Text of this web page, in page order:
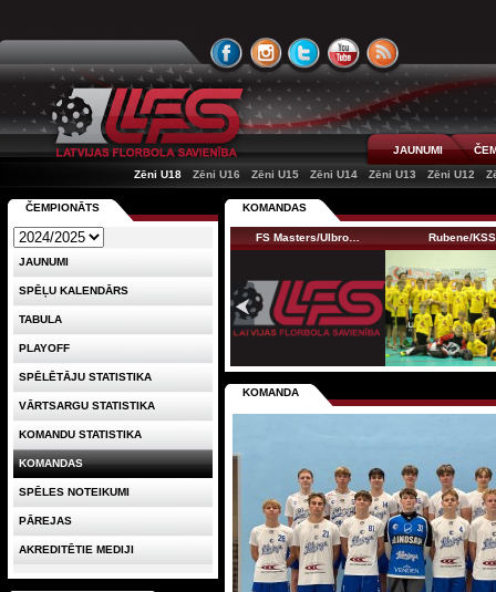
JAUNUMI
Zēni U18
Zēni U16 Zēni U15 Zēni U14 Zēni U13 Zēni U12
KOMANDAS
FS Masters/Ulbro… Rubene/KSS
KOMANDA
ČEMPIONĀTS
JAUNUMI
SPĒĻU KALENDĀRS
TABULA
PLAYOFF
SPĒLĒTĀJU STATISTIKA
VĀRTSARGU STATISTIKA
KOMANDU STATISTIKA
KOMANDAS
SPĒLES NOTEIKUMI
PĀREJAS
AKREDITĒTIE MEDIJI